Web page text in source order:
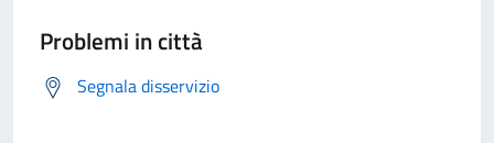
Problemi in città
Segnala disservizio